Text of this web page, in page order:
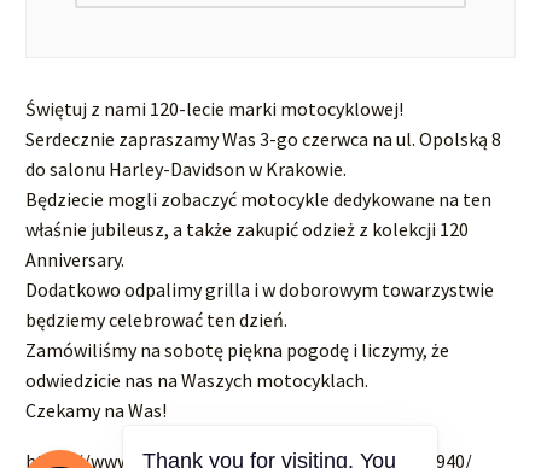
Świętuj z nami 120-lecie marki motocyklowej!
Serdecznie zapraszamy Was 3-go czerwca na ul. Opolską 8
do salonu Harley-Davidson w Krakowie.
Będziecie mogli zobaczyć motocykle dedykowane na ten
właśnie jubileusz, a także zakupić odzież z kolekcji 120
Anniversary.
Dodatkowo odpalimy grilla i w doborowym towarzystwie
będziemy celebrować ten dzień.
Zamówiliśmy na sobotę piękna pogodę i liczymy, że
odwiedzicie nas na Waszych motocyklach.
Czekamy na Was!
https://www.facebook.com/events/655023593132940/
Thank you for visiting. You